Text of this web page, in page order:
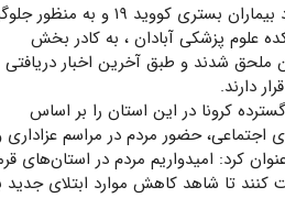
وی افزود: با توجه به افزایش تعداد بیماران بستری کووید ۱۹ و
علوم پزشکی آبادان ، به کادر بخش
ملحق شدند و طبق آخرین اخبار دریافتی
دارند.
کرونا در این استان را بر اساس
اجتماعی، حضور مردم در مراسم‌ عزاداری
کرد: امیدواریم مردم در استان‌های
تا شاهد کاهش موارد ابتلای جدید